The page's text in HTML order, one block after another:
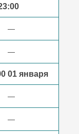
—
—
01 января
—
—